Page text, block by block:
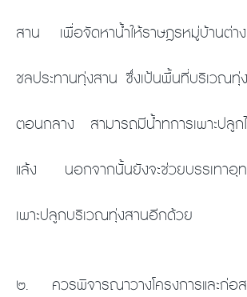
สาน เพื่อจัดหาน้ำให้ราษฎรหมู่บ้า
ชลประทานทุ่งสาน ซึ่งเป้นพื้นที่บริเวณทุ่
ตอนกลาง สามารถมีน้ำทการเพาะปลูก
แล้ง นอกจากนั้นยังจะช่วยบรรเทาอุ
เพาะปลูกบริเวณทุ่งสานอีกด้วย
๒. ควรพิจารณาวางโครงการและก่อส